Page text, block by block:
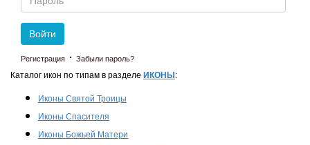
Войти
Регистрация · Забыли пароль?
Каталог икон по типам в разделе ИКОНЫ :
Иконы Святой Троицы
Иконы Спасителя
Иконы Божьей Матери